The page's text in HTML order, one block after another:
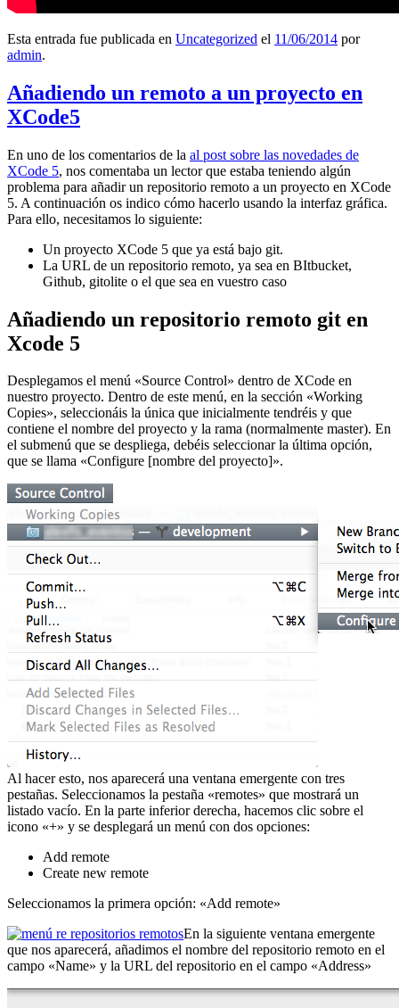
Esta entrada fue publicada en Uncategorized el 11/06/2014 por
admin.
Añadiendo un remoto a un proyecto en
XCode5
En uno de los comentarios de la al post sobre las novedades de
XCode 5, nos comentaba un lector que estaba teniendo algún
problema para añadir un repositorio remoto a un proyecto en XCode
5. A continuación os indico cómo hacerlo usando la interfaz gráfica.
Para ello, necesitamos lo siguiente:
Un proyecto XCode 5 que ya está bajo git.
La URL de un repositorio remoto, ya sea en BItbucket,
Github, gitolite o el que sea en vuestro caso
Añadiendo un repositorio remoto git en
Xcode 5
Desplegamos el menú «Source Control» dentro de XCode en
nuestro proyecto. Dentro de este menú, en la sección «Working
Copies», seleccionáis la única que inicialmente tendréis y que
contiene el nombre del proyecto y la rama (normalmente master). En
el submenú que se despliega, debéis seleccionar la última opción,
que se llama «Configure [nombre del proyecto]».
Al hacer esto, nos aparecerá una ventana emergente con tres
pestañas. Seleccionamos la pestaña «remotes» que mostrará un
listado vacío. En la parte inferior derecha, hacemos clic sobre el
icono «+» y se desplegará un menú con dos opciones:
Add remote
Create new remote
Seleccionamos la primera opción: «Add remote»
En la siguiente ventana emergente
que nos aparecerá, añadimos el nombre del repositorio remoto en el
campo «Name» y la URL del repositorio en el campo «Address»